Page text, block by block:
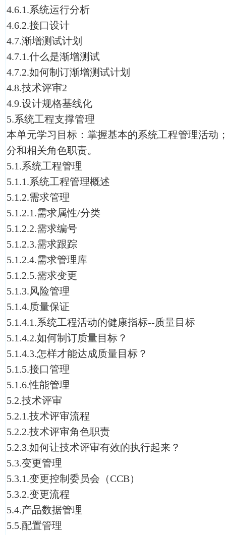
4.6.1.系统运行分析
4.6.2.接口设计
4.7.渐增测试计划
4.7.1.什么是渐增测试
4.7.2.如何制订渐增测试计划
4.8.技术评审2
4.9.设计规格基线化
5.系统工程支撑管理
本单元学习目标：掌握基本的系统工程管理活动
分和相关角色职责。
5.1.系统工程管理
5.1.1.系统工程管理概述
5.1.2.需求管理
5.1.2.1.需求属性/分类
5.1.2.2.需求编号
5.1.2.3.需求跟踪
5.1.2.4.需求管理库
5.1.2.5.需求变更
5.1.3.风险管理
5.1.4.质量保证
5.1.4.1.系统工程活动的健康指标--质量目标
5.1.4.2.如何制订质量目标？
5.1.4.3.怎样才能达成质量目标？
5.1.5.接口管理
5.1.6.性能管理
5.2.技术评审
5.2.1.技术评审流程
5.2.2.技术评审角色职责
5.2.3.如何让技术评审有效的执行起来？
5.3.变更管理
5.3.1.变更控制委员会（CCB）
5.3.2.变更流程
5.4.产品数据管理
5.5.配置管理